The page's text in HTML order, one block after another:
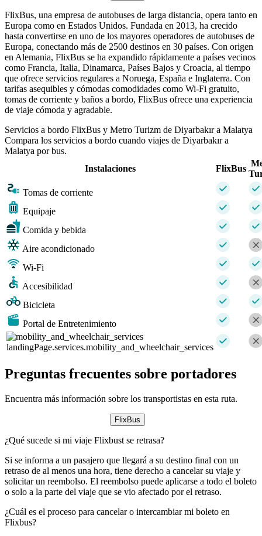
FlixBus, una empresa de autobuses de larga distancia, opera tanto en
Europa como en Estados Unidos. Fundada en 2013, ha crecido
hasta convertirse en uno de los mayores operadores de autobuses de
Europa, conectando más de 2500 destinos en 30 países. Con origen
en Alemania, FlixBus se ha expandido rápidamente a países vecinos
como Francia, Italia, Dinamarca, Países Bajos y Croacia, al tiempo
que ofrece servicios regulares a Noruega, España e Inglaterra. Con
tarifas asequibles y cómodas comodidades como Wi-Fi gratuito,
tomas de corriente y baños a bordo, FlixBus ofrece una experiencia
de viaje cómoda y agradable.
Servicios a bordo FlixBus y Metro Turizm de Diyarbakır a Malatya
Compara los servicios a bordo cuando viajes de Diyarbakır a
Malatya por bus.
Instalaciones
FlixBus
Tomas de corriente
Equipaje
Comida y bebida
Aire acondicionado
Wi-Fi
Accesibilidad
Bicicleta
Portal de Entretenimiento
landingPage.services.mobility_and_wheelchair_services
Preguntas frecuentes sobre portadores
Encuentra más información sobre los transportistas en esta ruta.
FlixBus
¿Qué sucede si mi viaje Flixbust se retrasa?
Si se informa a un pasajero que llegará a su destino final con un
retraso de al menos una hora, tiene derecho a cancelar su viaje y
solicitar un reembolso. El reembolso puede aplicarse a todo el boleto
o solo a la parte del viaje que se vio afectado por el retraso.
¿Cuál es el proceso para cancelar o intercambiar mi boleto en
Flixbus?